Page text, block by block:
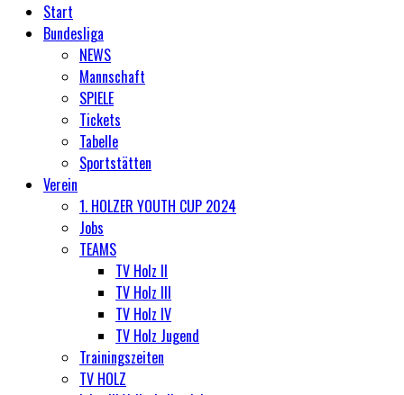
Start
Bundesliga
NEWS
Mannschaft
SPIELE
Tickets
Tabelle
Sportstätten
Verein
1. HOLZER YOUTH CUP 2024
Jobs
TEAMS
TV Holz II
TV Holz III
TV Holz IV
TV Holz Jugend
Trainingszeiten
TV HOLZ